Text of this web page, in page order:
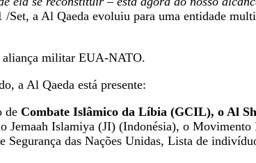
a Al Qaeda evoluiu para uma entidade
aliança militar EUA-NATO.
a Al Qaeda está presente:
de Combate Islâmico da Líbia (GCIL), o Al
Jemaah Islamiya (JI) (Indonésia), o
das Nações Unidas, Lista de